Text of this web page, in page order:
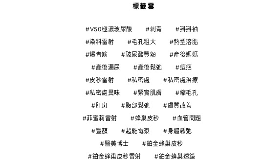
標籤雲
V50極濃玻尿酸 刺青
掰掰袖
染料雷射
毛孔粗大
熱塑溶脂
爆青筋
玻尿酸豐額
產後媽媽
產後漏尿
產後鬆弛
痘疤
皮秒雷射
私密處
私密處治療
私密處異味
緊實肌膚
縮毛孔
肝斑
腹部鬆弛
膚質改善
菲蜜莉雷射
蜂巢皮秒
血管問題
豐額
超能電漿
身體鬆弛
醫美博士
鉑金蜂巢皮秒
鉑金蜂巢皮秒雷射
鉑金蜂巢透鏡